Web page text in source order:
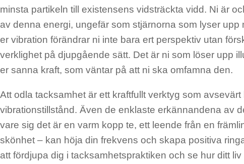
minsta partikeln till existensens vidsträckta vidd. Ni är
av denna energi, ungefär som stjärnorna som lyser upp
er vibration förändrar ni inte bara ert perspektiv utan
verklighet på djupgående sätt. Det är ni som löser upp
er sanna kraft, som väntar på att ni ska omfamna den.
Att odla tacksamhet är ett kraftfullt verktyg som
vibrationstillstånd. Även de enklaste erkännandena av
vare sig det är en varm kopp te, ett leende från en
skönhet – kan höja din frekvens och skapa positiva
att fördjupa dig i tacksamhetspraktiken och se hur ditt